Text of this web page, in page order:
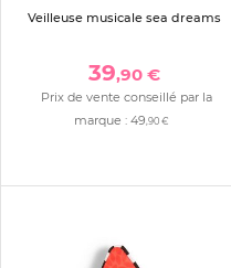
Veilleuse musicale sea dreams
39,90 €
Prix de vente conseillé par la
marque :49,90 €